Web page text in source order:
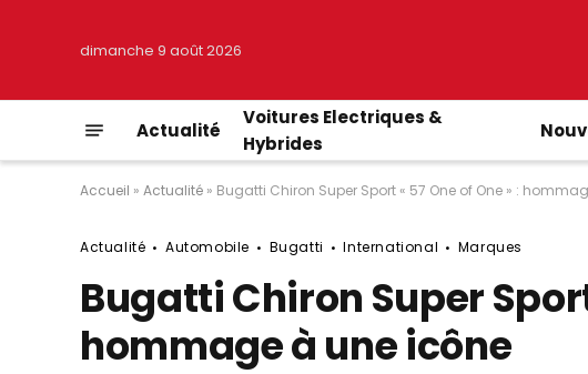
dimanche 9 août 2026
Actualité
Voitures Electriques &
Hybrides
Accueil » Actualité » Bugatti Chiron Super Sport « 57 One of One » :
Actualité Automobile Bugatti International Marques
Bugatti Chiron Super
hommage à une icône